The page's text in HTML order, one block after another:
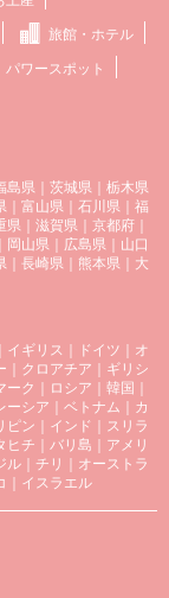
旅館・ホテル
パワースポット
島県 ｜茨城県 ｜栃木県
｜富山県 ｜石川県 ｜福
県 ｜滋賀県 ｜京都府 ｜
｜ 岡山県 ｜ 広島県 ｜ 山口
｜長崎県 ｜ 熊本県 ｜ 大
｜ イギリス ｜ ドイツ ｜ オ
｜ クロアチア ｜ ギリシ
ーク ｜ ロシア ｜韓国 ｜
ーシア ｜ベトナム ｜ カ
ピン ｜ インド ｜ スリラ
ヒチ ｜ バリ島 ｜ アメリ
ル ｜チリ ｜ オーストラ
｜ イスラエル